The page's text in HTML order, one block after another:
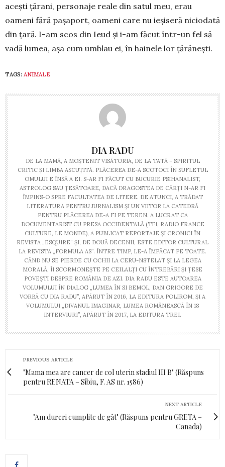
acești țărani, perso­na­je reale din satul meu, erau
oameni fă­ră pașaport, oameni care nu ieșiseră nicio­dată
din țară. I-am scos din Ieud și i-am făcut într-un fel să
vadă lumea, așa cum umblau ei, în hainele lor țărănești.
TAGS: ANIMALE
DIA RADU
DE LA MAMĂ, A MOȘTENIT VISĂTORIA, DE LA TATĂ – SPIRITUL
CRITIC ȘI LIMBA ASCUȚITĂ. PLĂCEREA DE-A SCOTOCI ÎN SUFLETUL
OMULUI E ÎNSĂ A EI. S-AR FI FĂCUT CU BUCURIE PSIHANALIST,
ASTROLOG SAU ȚESĂTOARE, DACĂ DRAGOSTEA DE CĂRȚI N-AR FI
ÎMPINS-O SPRE FACULTATEA DE LITERE. DE ATUNCI, A TRĂDAT
LITERATURA PENTRU JURNALISM ȘI UN VIITOR LA CATEDRĂ
PENTRU PLĂCEREA DE-A FI PE TEREN. A LUCRAT CA
DOCUMENTARIST CU PRESA OCCIDENTALĂ (TF1, RADIO FRANCE
CULTURE, LE MONDE), A PUBLICAT REPORTAJE ȘI CRONICI ÎN
REVISTA „ESQUIRE” ȘI, DE DOUĂ DECENII, ESTE EDITOR CULTURAL
LA REVISTA „FORMULA AS”. ÎNTRE TIMP, LE-A ÎMPĂCAT PE TOATE.
CÂND NU SE PIERDE CU OCHII LA CERU-NSTELAT ȘI LA LEGEA
MORALĂ, ÎI SCORMONEȘTE PE CEILALȚI CU ÎNTREBĂRI ȘI ȚESE
POVEȘTI DESPRE ROMÂNIA DE AZI. DIA RADU ESTE AUTOAREA
VOLUMULUI ÎN DIALOG „LUMEA ÎN SI BEMOL, DAN GRIGORE DE
VORBĂ CU DIA RADU”, APĂRUT ÎN 2016, LA EDITURA POLIROM, ȘI A
VOLUMULUI „DIVANUL IMAGINAR, LUMEA ROMÂNEASCĂ ÎN 18
INTERVIURI”, APĂRUT ÎN 2017, LA EDITURA TREI.
PREVIOUS ARTICLE
"Mama mea are cancer de col uterin stadiul III B" (Răspuns
pentru RENATA – Sibiu, F. AS nr. 1586)
NEXT ARTICLE
"Am dureri cumplite de gât" (Răspuns pentru GRETA –
Canada)